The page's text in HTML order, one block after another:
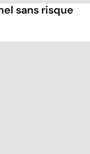
sans risque